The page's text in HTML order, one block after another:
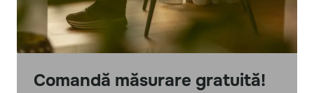
Comandă măsurare gratuită!